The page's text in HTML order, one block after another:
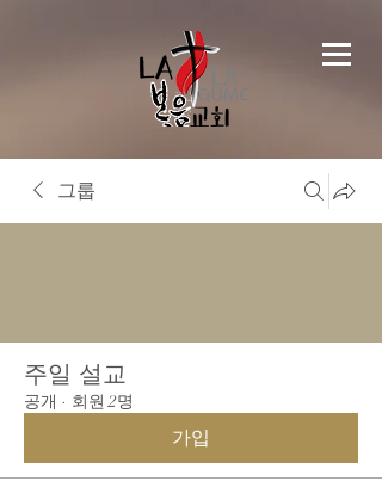
그룹
주일 설교
공개 · 회원 2명
가입